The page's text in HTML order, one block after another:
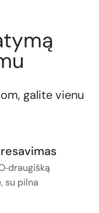
galite vienu
su pilna